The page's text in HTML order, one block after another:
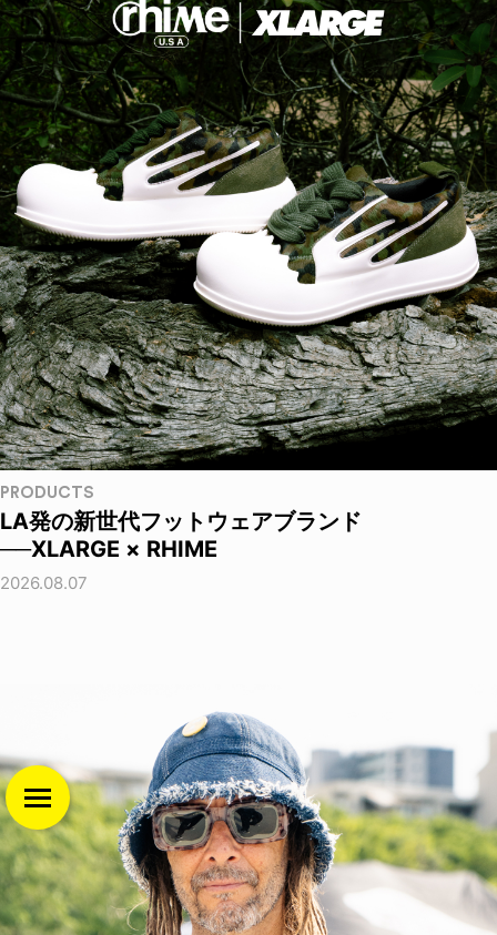
PRODUCTS
LA発の新世代フットウェアブランド
──XLARGE × RHIME
2026.08.07